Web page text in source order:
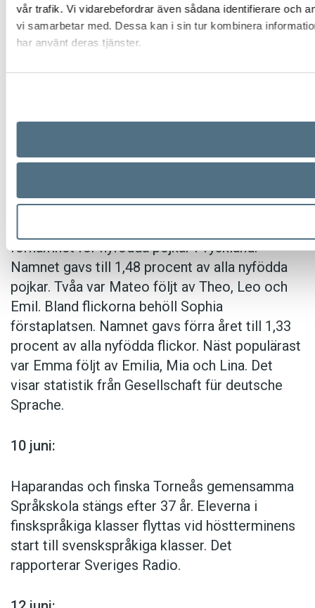
vår trafik. Vi vidarebefordrar även sådana identifierare och
vi samarbetar med. Dessa kan i sin tur kombinera
har använt deras tjänster.
Ferrari anser att namnet inkräktar på företagets
varumärke och att pizzerian olovligen utnyttjar
bilmärkets anseende. Utöver att byta namn
måste restaurangen även ta bort allt som kan
år. Jag fattar inte varför. Jag tycker jag gjort bra
Expressen. Det nya namnet blirHenåns
förnamnet för nyfödda pojkar i Tyskland.
Namnet gavs till 1,48 procent av alla nyfödda
pojkar. Tvåa var Mateo följt av Theo, Leo och
Emil. Bland flickorna behöll Sophia
förstaplatsen. Namnet gavs förra året till 1,33
procent av alla nyfödda flickor. Näst populärast
var Emma följt av Emilia, Mia och Lina. Det
visar statistik från Gesellschaft für deutsche
Sprache.
10 juni:
Haparandas och finska Torneås gemensamma
Språkskola stängs efter 37 år. Eleverna i
finskspråkiga klasser flyttas vid höstterminens
start till svenskspråkiga klasser. Det
rapporterar Sveriges Radio.